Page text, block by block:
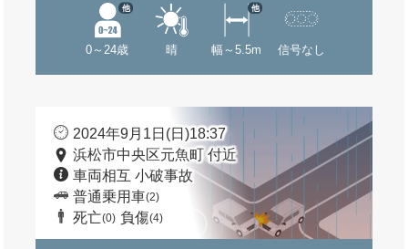
0～24歳
他
晴 幅～5.5m
他
信号なし
2024年9月1日(日)18:37
浜松市中央区元魚町 付近
車両相互 小破事故
普通乗用車(2)
死亡(0) 負傷(4)